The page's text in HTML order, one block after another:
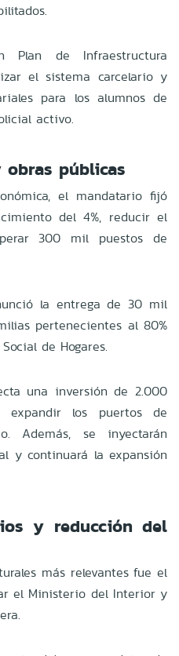
Plan de Infraestructura
el sistema carcelario y
para los alumnos de
activo.
obras públicas
el mandatario fijó
del 4%, reducir el
300 mil puestos de
la entrega de 30 mil
pertenecientes al 80%
de Hogares.
una inversión de 2.000
expandir los puertos de
Además, se inyectarán
y continuará la expansión
y reducción del
más relevantes fue el
el Ministerio del Interior y